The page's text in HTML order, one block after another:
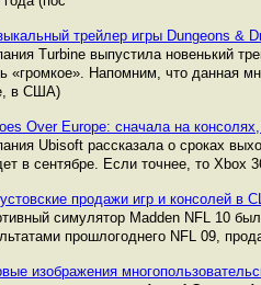
трейлер игры Dungeons &
Turbine выпустила новенький
«громкое». Напомним, что данная
в США)
Over Europe: сначала на
Ubisoft рассказала о сроках
в сентябре. Если точнее, то Xbox
продажи игр и консолей в
симулятор Madden NFL 10
прошлогоднего NFL 09,
изображения